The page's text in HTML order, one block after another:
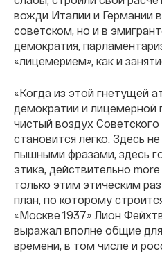
вожди Италии и Германии
советском, но и в
демократия,
«лицемерием», как и
«Когда из этой гнетущей
демократии и лицемерной
чистый воздух
становится легко. Здесь
пышными фразами, здесь
этика, действительно
только этим этическим
план, по которому
«Москве 1937» Лион
выражал вполне общие
времени, в том числе и